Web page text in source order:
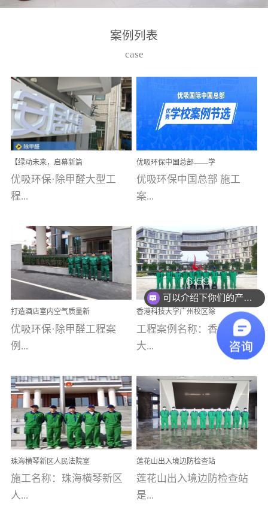
高技能的团队。汇聚了众
取得了多项产品技术专利
和多项国家版权局著作
权，获得高新技术企业称
号。生产优势自主生产自
给自足，优吸公司于2015
在广州番禺区成功建立产
品线生产基地，工厂拥有
自动化生产设备和成熟的
选择源头源材料、严控产
品质量，我们每一批的生
产产品都经过严格的质检
程序；生产车间为优吸总
部和全国分支机构生产光
触媒、净醛王、祛味剂等
优吸系列产品，保质保量
完成生产任务，确保全国
求。资质优势团队优势分
支优势优吸环保是一棵正
茁壮成长的树，只要我们
人人都爱护她、珍惜她、
她将越来越枝繁叶茂，终
将会成为一棵参天大树！
优吸环保截止2020年拥有
全国600家网点分支机构。
案例列表
case
【绿动未来，启幕新篇
章】优吸环保中标深圳安
居乐寓，超大型工装室内
空气治理项目顺利启航，
优吸环保·除甲醛大型工
程...
案例【深圳安居乐寓】室
内空气治理项目深圳安居
乐寓 深圳市安居乐寓
为深圳安居集团旗下城...
优吸环保中国总部——学
校施工案例(节选)
优吸环保中国总部 施工
案...
例(学校工装节选)广州南沙
小学(珠江湾校区)项目地
址：广州市南沙区海滨路
南沙珠江湾江门市蓬江区
禾...
打造酒店室内空气质量新
标杆——优吸环保·标杆之
作：东莞美豪雅致酒店室
内空气治理工程纪实
优吸环保·除甲醛工程案
例...
【东莞美豪雅致酒店】室
内空气治理项目东莞美豪
雅致酒店 东莞美豪雅
致酒店是为中高端人士...
香港科技大学广州校区除
甲醛项目圆满完成
工程案例名称：香港科技
大...
学广州校区室内空气治
理 工程案例地址：广
州南沙区·香港科技大学(广
州)校区 工程案...
珠海横琴新区人民法院室
内除甲醛空气治理项目
施工名称：珠海横琴新区
人...
莲花山出入境边防检查站
室内除甲醛空气治理项目
莲花山出入境边防检查站
是...
可以介绍下你们的产品么